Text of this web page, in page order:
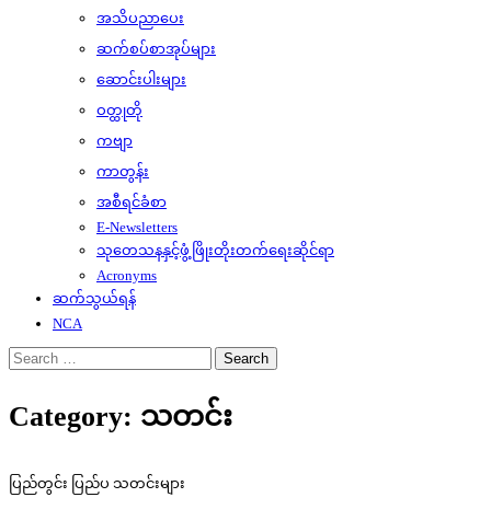
အသိပညာပေး
ဆက်စပ်စာအုပ်များ
ဆောင်းပါးများ
ဝတ္ထုတို
ကဗျာ
ကာတွန်း
အစီရင်ခံစာ
E-Newsletters
သုတေသနနှင့်ဖွံ့ဖြိုးတိုးတက်ရေးဆိုင်ရာ
Acronyms
ဆက်သွယ်ရန်
NCA
Search
for:
Category: သတင်း
ပြည်တွင်း ပြည်ပ သတင်းများ